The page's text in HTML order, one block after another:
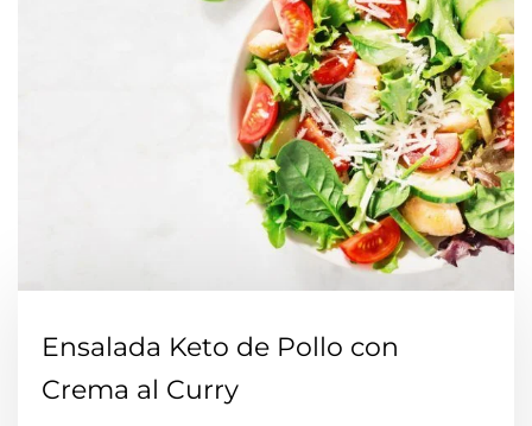
Ensalada Keto de Pollo con
Crema al Curry